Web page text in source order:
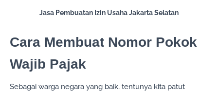
Jasa Pembuatan Izin Usaha Jakarta Selatan
Cara Membuat Nomor Pokok
Wajib Pajak
Sebagai warga negara yang baik, tentunya kita patut